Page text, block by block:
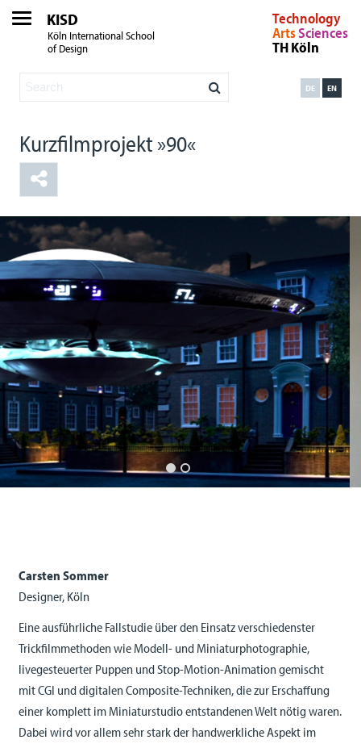
KISD
Köln International School
of Design
Technology
ArtsSciences
TH Köln
EN
DE
Kurzfilmprojekt »90«
Carsten Sommer
Designer, Köln
Eine ausführliche Fallstudie über den Einsatz verschiedenster
Trickfilmmethoden wie Modell- und Miniaturphotographie,
livegesteuerter Puppen und Stop-Motion-Animation gemischt
mit CGI und digitalen Composite-Techniken, die zur Erschaffung
einer komplett im Miniaturstudio entstandenen Welt nötig waren.
Dabei wird vor allem sehr stark der handwerkliche Aspekt im